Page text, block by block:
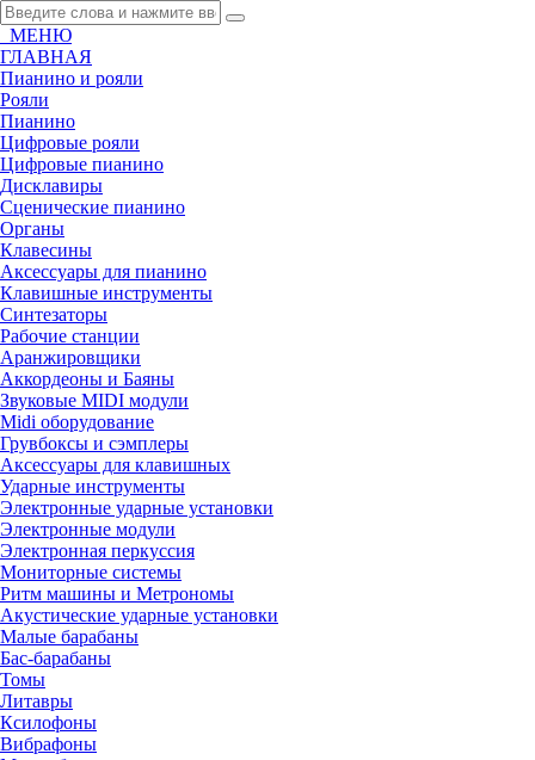
МЕНЮ
ГЛАВНАЯ
Пианино и рояли
Рояли
Пианино
Цифровые рояли
Цифровые пианино
Дисклавиры
Сценические пианино
Органы
Клавесины
Аксессуары для пианино
Клавишные инструменты
Синтезаторы
Рабочие станции
Аранжировщики
Аккордеоны и Баяны
Звуковые MIDI модули
Midi оборудование
Грувбоксы и сэмплеры
Аксессуары для клавишных
Ударные инструменты
Электронные ударные установки
Электронные модули
Электронная перкуссия
Мониторные системы
Ритм машины и Метрономы
Акустические ударные установки
Малые барабаны
Бас-барабаны
Томы
Литавры
Ксилофоны
Вибрафоны